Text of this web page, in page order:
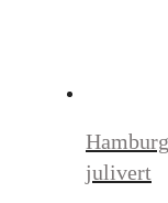
julivert